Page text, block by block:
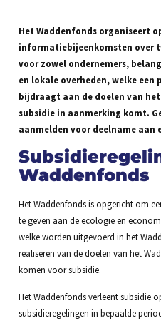
Het Waddenfonds organiseert
informatiebijeenkomsten over
voor zowel ondernemers,
en lokale overheden, welke
bijdraagt aan de doelen van
subsidie in aanmerking komt.
aanmelden voor deelname aan
Waddenfonds
Het Waddenfonds is opgericht om
te geven aan de ecologie en
welke worden uitgevoerd in het
realiseren van de doelen van het
komen voor subsidie.
Het Waddenfonds verleent subsidie
subsidieregelingen in bepaalde